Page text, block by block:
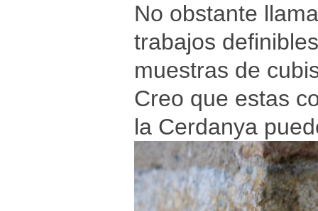
No obstante
trabajos
muestras de
Creo que estas
la Cerdanya